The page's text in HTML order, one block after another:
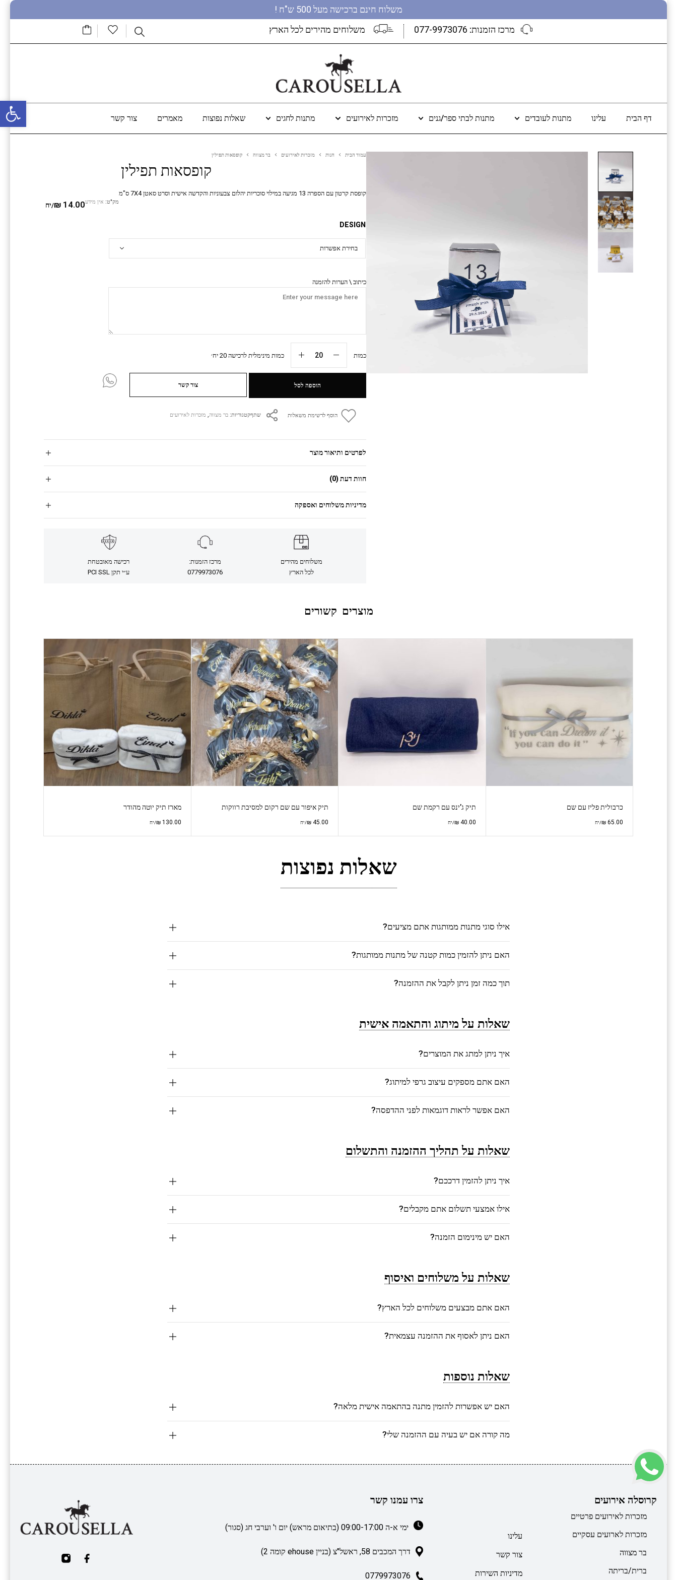
פתח סרגל נגישות
משלוח חינם ברכישה מעל 500 ש"ח !
מרכז הזמנות: 077-9973076 משלוחים מהירים לכל הארץ
דף הבית עלינו מתנות לעובדים מתנות לבתי ספר/גנים מזכרות לאירועים מתנות לחגים שאלות נפוצות מאמרים צור קשר
עמוד הבית חנות מזכרות לאירועים בר מצווה קופסאות תפילין
קופסאות תפילין
מק"ט: אין מידע ₪ 14.00 /יח
DESIGN
כיתוב \ הערות להזמנה
כמות כמות מינימלית לרכישה 20 יח׳
הוספה לסל צור קשר
הוסף לרשימת משאלות שתףקטגוריות: בר מצווה, מזכרות לאירועים
קופסת קרטון עם הספרה 13 מגיעה במילוי סוכריות יהלום צבעוניות והקדשה אישית וסרט סאטן 7X4 ס"מ
לפרטים ותיאור מוצר
חוות דעת (0)
מדיניות משלוחים ואספקה
משלוחים מהירים
לכל הארץ
מרכז הזמנות:
0779973076
רכישה מאובטחת
ע״י תקן PCI SSL
מוצרים קשורים
כרבולית פליז עם שם
₪ 65.00 /יח
תיק ג’ינס עם רקמת שם
₪40.00 /יח
תיק איפור עם שם רקום למסיבת רווקות
₪ 45.00 /יח
מארז תיק יוטה מהודר
₪130.00 /יח
שאלות נפוצות
אילו סוגי מתנות ממותגות אתם מציעים?
האם ניתן להזמין כמות קטנה של מתנות ממותגות?
תוך כמה זמן ניתן לקבל את ההזמנה?
שאלות על מיתוג והתאמה אישית
איך ניתן למתג את המוצרים?
האם אתם מספקים עיצוב גרפי למיתוג?
האם אפשר לראות דוגמאות לפני ההדפסה?
שאלות על תהליך ההזמנה והתשלום
איך ניתן להזמין דרככם?
אילו אמצעי תשלום אתם מקבלים?
האם יש מינימום הזמנה?
שאלות על משלוחים ואיסוף
האם אתם מבצעים משלוחים לכל הארץ?
האם ניתן לאסוף את ההזמנה עצמאית?
שאלות נוספות
האם יש אפשרות להזמין מתנה בהתאמה אישית מלאה?
מה קורה אם יש בעיה עם ההזמנה שלי?
קרוסלה אירועים
מזכרות לאירועים פרטיים
מזכרות לארועים עסקיים
בר מצווה
ברית/בריתה
עלינו
צור קשר
מדיניות השירות
צרו עמנו קשר
ימי א-ה 09:00-17:00 (בתיאום מראש) יום ו' וערבי חג (סגור)
דרך המכבים 58, ראשל"צ (בניין ehouse קומה 2)
0779973076